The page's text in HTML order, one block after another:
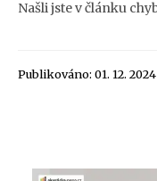
Našli jste v článku
Publikováno: 01. 12. 2024